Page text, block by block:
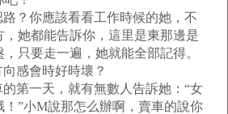
你應該看看工作時候的她，不
她都能告訴你，這里是東那邊是
只要走一遍，她就能全部記得。
感會時好時壞？
一天，就有無數人告訴她：“女
！”小M說那怎么辦啊，賣車的說你